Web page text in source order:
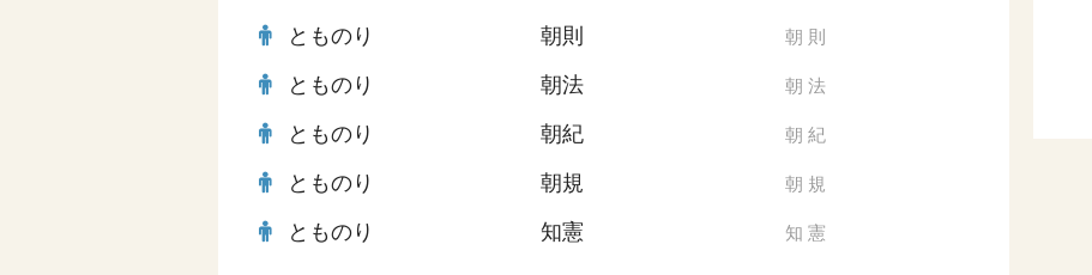
とものり 朝則 朝 則
とものり 朝法 朝 法
とものり 朝紀 朝 紀
とものり 朝規 朝 規
とものり 知憲 知 憲